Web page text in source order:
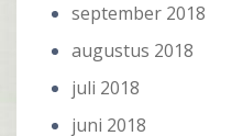
september 2018
augustus 2018
juli 2018
juni 2018